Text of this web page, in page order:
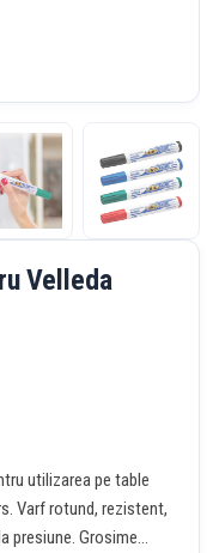
Velleda
utilizarea pe table
Varf rotund, rezistent,
presiune. Grosime